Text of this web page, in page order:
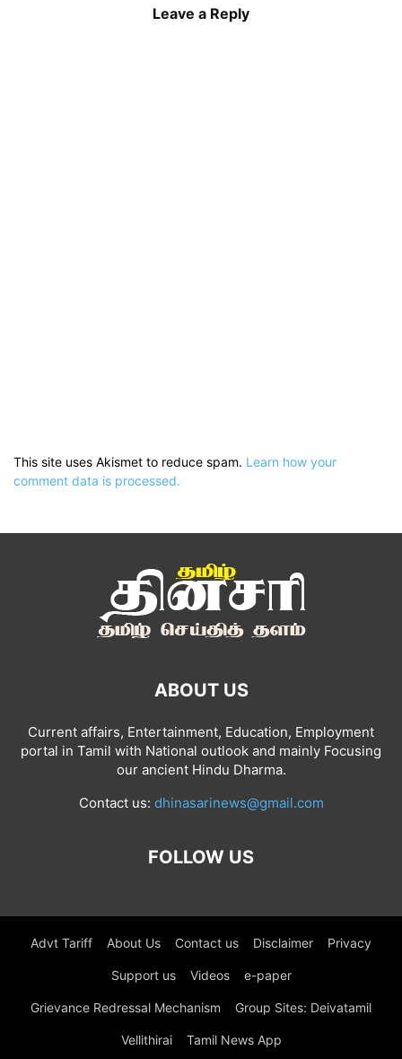
Leave a Reply
This site uses Akismet to reduce spam. Learn how your
comment data is processed.
ABOUT US
Current affairs, Entertainment, Education, Employment
portal in Tamil with National outlook and mainly Focusing
our ancient Hindu Dharma.
Contact us: dhinasarinews@gmail.com
FOLLOW US
Advt Tariff About Us Contact us Disclaimer Privacy
Support us Videos e-paper
Grievance Redressal Mechanism Group Sites: Deivatamil
Vellithirai Tamil News App